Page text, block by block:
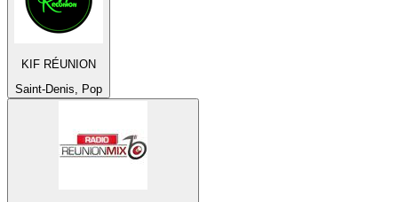
KIF RÉUNION
Saint-Denis, Pop